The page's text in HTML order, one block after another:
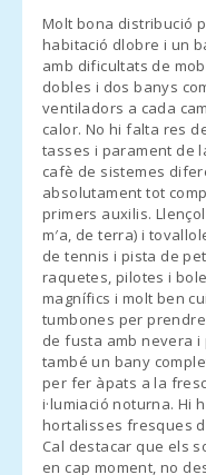
(км):
Пляж Кала
Серена (км):
Playa de Cala
Barques (km):
Playa
S′Amarador(km):
Пляж Кала
Феррера (км):
Пляж Кала Са
Нау (км):
Пляж Кала
Мондраго (км):
Пляж Кала
Тропикана (км):
- За кілька днів до
агентством, повідомити
об′єкту та отримання
- Після того, як ви
нами по телефону, будь
безпосередньо завчас
- За тиждень до заїзду
повідомити про час і
ПРИБУТТЯ У
a) Ключі будуть
залишилася повинна
приймальному агентстві;
б) У випадку, якщо
Molt bona distribució
habitació dlobre i un
amb dificultats de
dobles i dos banys
ventiladors a cada
calor. No hi falta res
tasses i parament de
cafè de sistemes
absolutament tot
primers auxilis.
m′a, de terra) i
de tennis i pista de
raquetes, pilotes i
magnífics i molt ben
tumbones per
de fusta amb nevera
també un bany
per fer àpats a la
i·lumiació noturna. Hi
hortalisses fresques
Cal destacar que els
en cap moment, no